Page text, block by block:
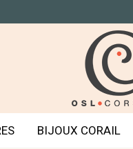
BIJOUX CORAIL